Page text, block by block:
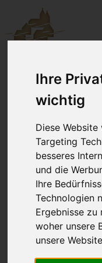
Ihre
wichtig
Diese
Targeting
besseres
und die
Ihre
Technologien
Ergebnisse zu
woher unsere
unsere
Anreise
Aug 2026
8
Zimmer
Vineta Hotels
Verschiedenes
Schön,
Ihr persönlicher
Blick.